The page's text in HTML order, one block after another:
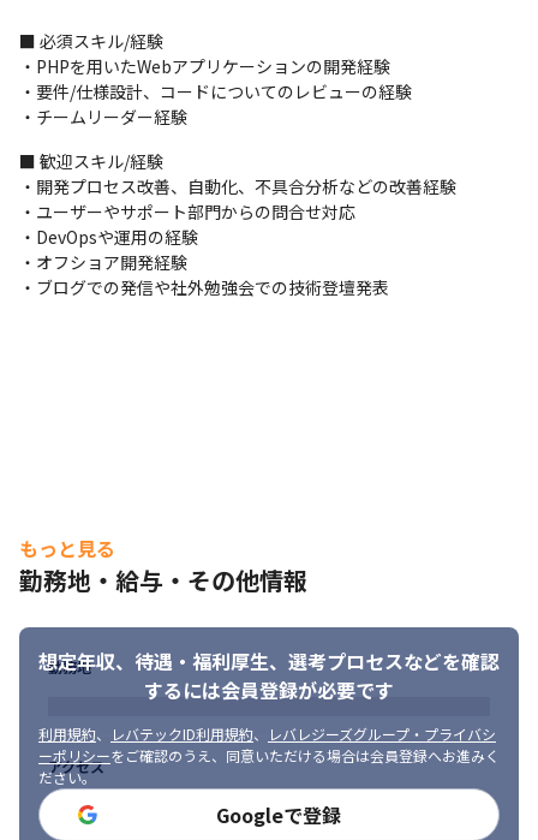
・blastengine（ブラストエンジン）
システム連携特化型のメール配信サービス。
お客様のシステムからAPI連携やSMTPリレー形式で接続すること
で簡単にメール配信が可能。
■ この仕事の魅力、面白み
・自分たちのプロダクトを持ち、それを育てることができます
・製品の方向性や実装優先度など製品企画にも中心メンバーとし
て携われます
・チーム同意の上で、自分たちで業務手法を選択していくことが
できます
■ 必須スキル/経験
・PHPを用いたWebアプリケーションの開発経験
・要件/仕様設計、コードについてのレビューの経験
・チームリーダー経験
■ 歓迎スキル/経験
・開発プロセス改善、自動化、不具合分析などの改善経験
・ユーザーやサポート部門からの問合せ対応
・DevOpsや運用の経験
・オフショア開発経験
・ブログでの発信や社外勉強会での技術登壇発表
もっと見る
勤務地・給与・その他情報
想定年収、待遇・福利厚生、 選考プロセスなどを確認
するには会員登録が必要です
利用規約、 レバテックID利用規約、
レバレジーズグループ・プライバシ
ーポリシーをご確認のうえ、同意いただける場合は会員登録へお進みく
ださい。
Googleで登録
勤務地
アクセス